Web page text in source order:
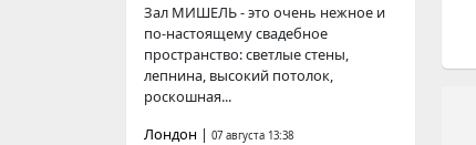
Зал МИШЕЛЬ - это очень нежное и
по-настоящему свадебное
пространство: светлые стены,
лепнина, высокий потолок,
роскошная...
Лондон | 07 августа 13:38